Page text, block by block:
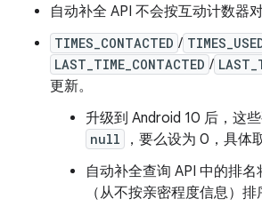
自动补全 API 不会按互动计数器
TIMES_CONTACTED /
LAST_TIME_CONTACTED /
更新。
升级到 Android 10 后，这
null
，要么设为 0，具体
自动补全查询 API 中的排
（从不按亲密程度信息）排